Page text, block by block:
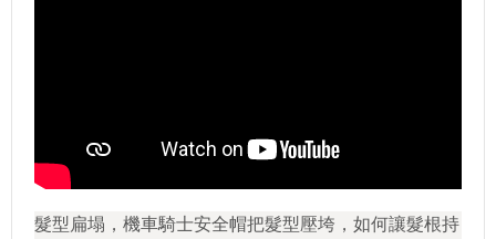
髮型扁塌，機車騎士安全帽把髮型壓垮，如何讓髮根持